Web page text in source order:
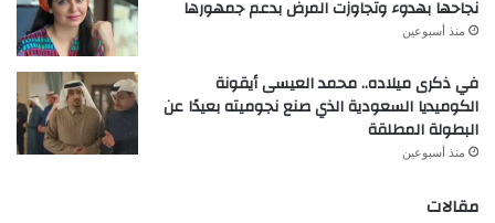
نجاحها بهدوء وتجاوزت المرض بدعم جمهورها
منذ أسبوعين
في ذكرى ميلاده.. محمد العيسى أيقونة
الكوميديا السعودية الذي صنع نجوميته بعيدًا عن
البطولة المطلقة
منذ أسبوعين
مقالات